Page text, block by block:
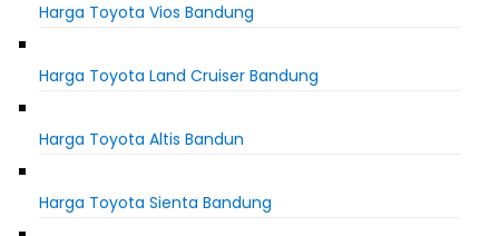
Harga Toyota Vios Bandung
Harga Toyota Land Cruiser Bandung
Harga Toyota Altis Bandun
Harga Toyota Sienta Bandung